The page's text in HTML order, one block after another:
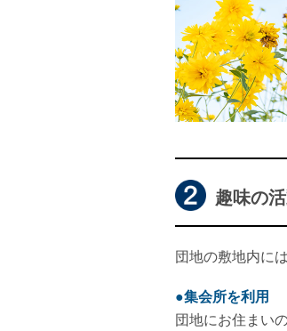
趣味の
団地の敷地内に
●集会所を利用
団地にお住まい